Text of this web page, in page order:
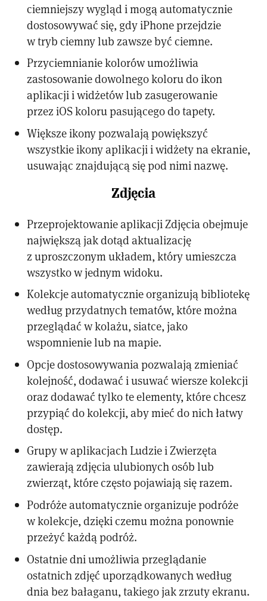
ciemniejszy wygląd i mogą automatycznie
dostosowywać się, gdy iPhone przejdzie
w tryb ciemny lub zawsze być ciemne.
Przyciemnianie kolorów umożliwia
zastosowanie dowolnego koloru do ikon
aplikacji i widżetów lub zasugerowanie
przez iOS koloru pasującego do tapety.
Większe ikony pozwalają powiększyć
wszystkie ikony aplikacji i widżety na ekranie,
usuwając znajdującą się pod nimi nazwę.
Zdjęcia
Przeprojektowanie aplikacji Zdjęcia obejmuje
największą jak dotąd aktualizację
z uproszczonym układem, który umieszcza
wszystko w jednym widoku.
Kolekcje automatycznie organizują bibliotekę
według przydatnych tematów, które można
przeglądać w kolażu, siatce, jako
wspomnienie lub na mapie.
Opcje dostosowywania pozwalają zmieniać
kolejność, dodawać i usuwać wiersze kolekcji
oraz dodawać tylko te elementy, które chcesz
przypiąć do kolekcji, aby mieć do nich łatwy
dostęp.
Grupy w aplikacjach Ludzie i Zwierzęta
zawierają zdjęcia ulubionych osób lub
zwierząt, które często pojawiają się razem.
Podróże automatycznie organizuje podróże
w kolekcje, dzięki czemu można ponownie
przeżyć każdą podróż.
Ostatnie dni umożliwia przeglądanie
ostatnich zdjęć uporządkowanych według
dnia bez bałaganu, takiego jak zrzuty ekranu.